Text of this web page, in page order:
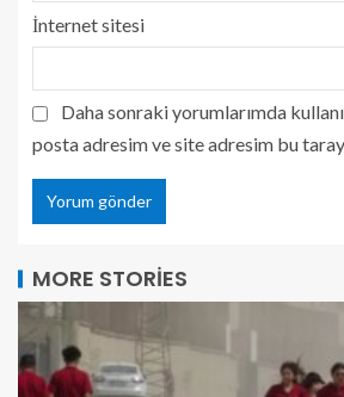
İnternet sitesi
Daha sonraki yorumlarımda
posta adresim ve site adresim bu
MORE STORIES